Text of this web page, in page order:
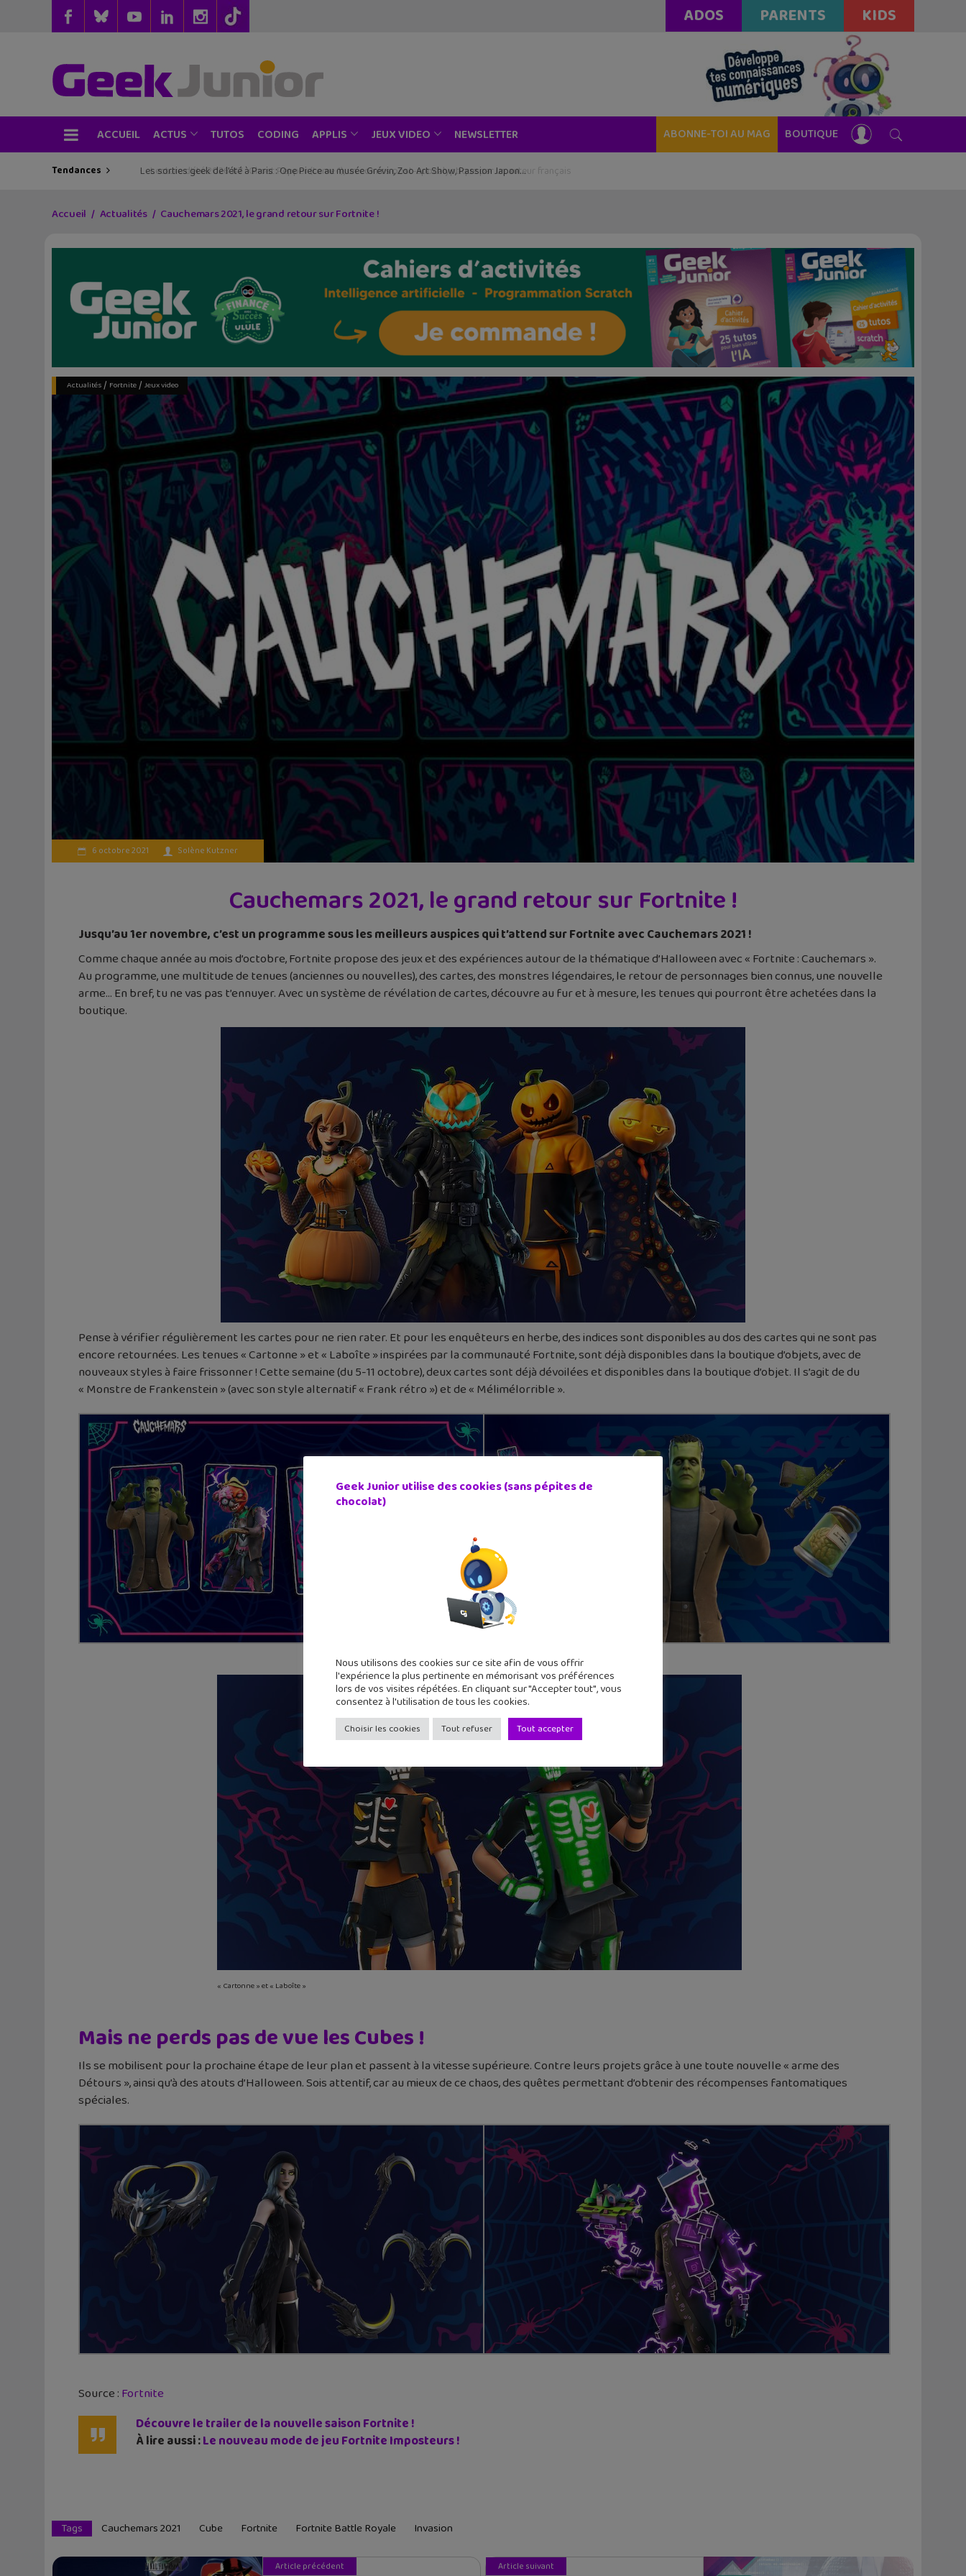
ADOS PARENTS KIDS
ACCUEIL ACTUS TUTOS CODING APPLIS JEUX VIDEO NEWSLETTER ABONNE-TOI AU MAG BOUTIQUE
Tendances Les sorties geek de l’été à Paris : One Piece au musée Grévin, Zoo Art Show, Passion Japon…
Accueil Actualités Cauchemars 2021, le grand retour sur Fortnite !
Actualités/ Fortnite/ Jeux video
6 octobre 2021 Solène Kutzner
Cauchemars 2021, le grand retour sur Fortnite !
Jusqu’au 1er novembre, c’est un programme sous les meilleurs auspices qui t’attend sur Fortnite avec Cauchemars 2021 !
Comme chaque année au mois d’octobre, Fortnite propose des jeux et des expériences autour de la thématique d’Halloween avec « Fortnite : Cauchemars ».
Au programme, une multitude de tenues (anciennes ou nouvelles), des cartes, des monstres légendaires, le retour de personnages bien connus, une nouvelle
arme… En bref, tu ne vas pas t’ennuyer. Avec un système de révélation de cartes, découvre au fur et à mesure, les tenues qui pourront être achetées dans la
boutique.
Pense à vérifier régulièrement les cartes pour ne rien rater. Et pour les enquêteurs en herbe, des indices sont disponibles au dos des cartes qui ne sont pas
encore retournées. Les tenues « Cartonne » et « Laboîte » inspirées par la communauté Fortnite, sont déjà disponibles dans la boutique d’objets, avec de
nouveaux styles à faire frissonner ! Cette semaine (du 5-11 octobre), deux cartes sont déjà dévoilées et disponibles dans la boutique d’objet. Il s’agit de du
« Monstre de Frankenstein » (avec son style alternatif « Frank rétro ») et de « Mélimélorrible ».
« Cartonne » et « Laboîte »
Mais ne perds pas de vue les Cubes !
Ils se mobilisent pour la prochaine étape de leur plan et passent à la vitesse supérieure. Contre leurs projets grâce à une toute nouvelle « arme des
Détours », ainsi qu’à des atouts d’Halloween. Sois attentif, car au mieux de ce chaos, des quêtes permettant d’obtenir des récompenses fantomatiques
spéciales.
Source :Fortnite
Découvre le trailer de la nouvelle saison Fortnite !
À lire aussi :Le nouveau mode de jeu Fortnite Imposteurs !
Tags Cauchemars 2021 Cube Fortnite Fortnite Battle Royale Invasion
Article précédent Article suivant
Geek Junior utilise des cookies (sans pépites de
chocolat)
Nous utilisons des cookies sur ce site afin de vous offrir
l'expérience la plus pertinente en mémorisant vos préférences
lors de vos visites répétées. En cliquant sur "Accepter tout", vous
consentez à l'utilisation de tous les cookies.
Choisir les cookies Tout refuser Tout accepter